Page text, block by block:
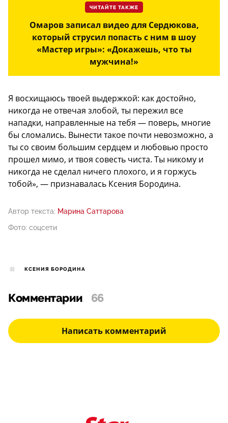
ЧИТАЙТЕ ТАКЖЕ
Омаров записал видео для Сердюкова,
который струсил попасть с ним в шоу
«Мастер игры»: «Докажешь, что ты
мужчина!»
Я восхищаюсь твоей выдержкой: как достойно,
никогда не отвечая злобой, ты пережил все
нападки, направленные на тебя — поверь, многие
бы сломались. Вынести такое почти невозможно, а
ты со своим большим сердцем и любовью просто
прошел мимо, и твоя совесть чиста. Ты никому и
никогда не сделал ничего плохого, и я горжусь
тобой», — признавалась Ксения Бородина.
Автор текста: Марина Саттарова
Фото: соцсети
КСЕНИЯ БОРОДИНА
Комментарии 66
Написать комментарий